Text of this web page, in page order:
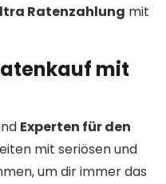
Ratenzahlung mit
mit
Experten für den
mit seriösen und
um dir immer das